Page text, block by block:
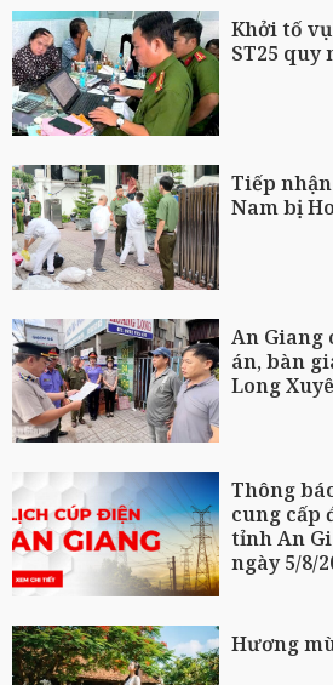
Khởi tố
ST25 quy
Tiếp
Nam bị
An Giang
án, bàn
Long
Thông
cung cấp
tỉnh An
ngày 5/8/
Hương